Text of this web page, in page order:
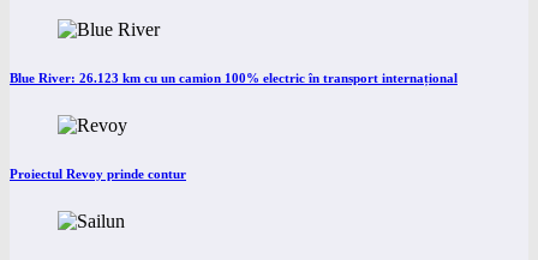
Blue River: 26.123 km cu un camion 100% electric în transport internațional
Proiectul Revoy prinde contur